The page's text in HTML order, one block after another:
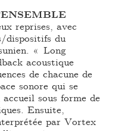
reprises, avec
dispositifs du
« Long
acoustique
de chacune de
sonore qui se
sous forme de
Ensuite,
par Vortex